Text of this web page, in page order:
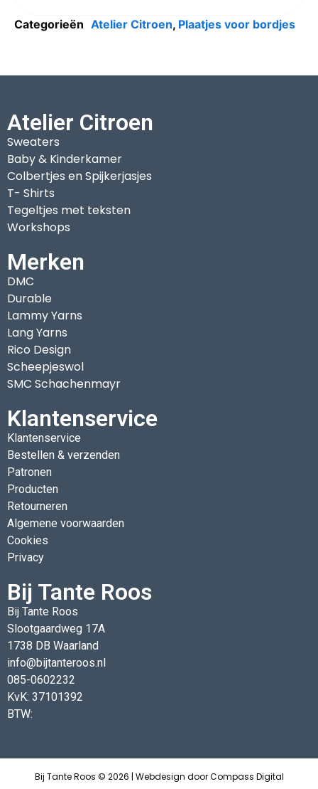
Categorieën Atelier Citroen, Plaatjes voor bordjes
Atelier Citroen
Sweaters
Baby & Kinderkamer
Colbertjes en Spijkerjasjes
T- Shirts
Tegeltjes met teksten
Workshops
Merken
DMC
Durable
Lammy Yarns
Lang Yarns
Rico Design
Scheepjeswol
SMC Schachenmayr
Klantenservice
Klantenservice
Bestellen & verzenden
Patronen
Producten
Retourneren
Algemene voorwaarden
Cookies
Privacy
Bij Tante Roos
Bij Tante Roos
Slootgaardweg 17A
1738 DB Waarland
info@bijtanteroos.nl
085-0602232
KvK: 37101392
BTW:
Bij Tante Roos © 2026 | Webdesign doorCompass Digital